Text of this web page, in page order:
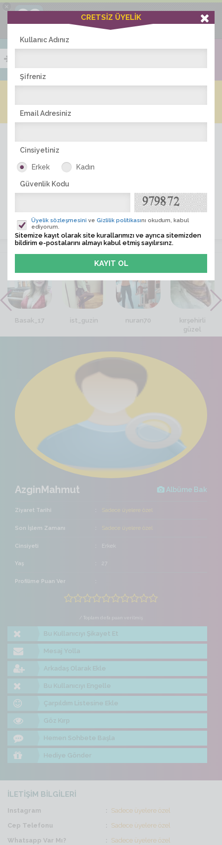
×
Ciddiask Uygulaması
+1 Hafta Gold Üyelik Kazan
Bedava - com.ciddi.ask
İNDİR
ÜYE ARA
VİTRİN
Basak_17 ist_guzin nuran70
kırşehirli
güzel
AzginMahmut Albüme Bak
Ziyaret Tarihi Sadece üyelere özel
Son İşlem Zamanı Sadece üyelere özel
Cinsiyeti Erkek
Yaş 27
Profilime Puan Ver
/ Toplam defa puan verilmiş
Bu Kullanıcıyı Şikayet Et
Mesaj Yolla
Arkadaş Olarak Ekle
Bu Kullanıcıyı Engelle
Çarpıldım Listesine Ekle
Göz Kırp
Hemen Sohbete Başla
Hediye Gönder
İLETİŞİM BİLGİLERİ
Instagram
Sadece üyelere özel
Cep Telefonu
Sadece üyelere özel
Whatsapp Var Mı?
Sadece üyelere özel
CRETSİZ ÜYELİK
Kullanıc Adınız
Şifreniz
Email Adresiniz
Cinsiyetiniz
Erkek Kadın
Güvenlik Kodu
Üyelik sözleşmesini ve Gizlilik politikasını okudum, kabul
ediyorum.
Sitemize kayıt olarak site kurallarımızı ve ayrıca sitemizden
bildirim e-postalarını almayı kabul etmiş sayılırsınz.